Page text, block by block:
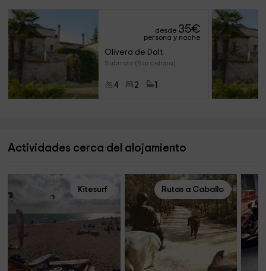
desde 35€
persona y noche
Olivera de Dalt
Subirats (Barcelona)
4 2
Actividades cerca del alojamiento
Kitesurf Rutas a Caballo